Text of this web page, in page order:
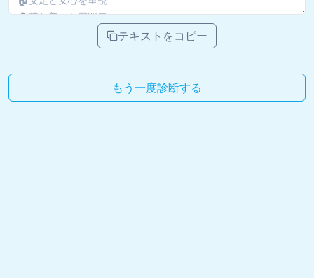
テキストをコピー
もう一度診断する